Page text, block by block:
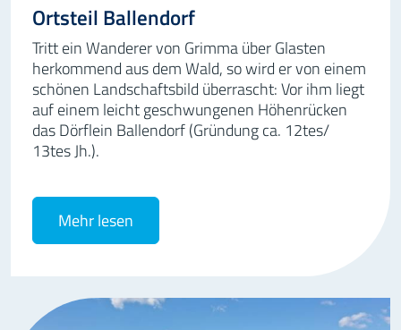
Ortsteil Ballendorf
Tritt ein Wanderer von Grimma über Glasten
herkommend aus dem Wald, so wird er von einem
schönen Landschaftsbild überrascht: Vor ihm liegt
auf einem leicht geschwungenen Höhenrücken
das Dörflein Ballendorf (Gründung ca. 12tes/
13tes Jh.).
Mehr lesen